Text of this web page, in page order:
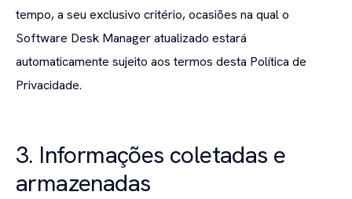
tempo, a seu exclusivo critério, ocasiões na qual o
Software Desk Manager atualizado estará
automaticamente sujeito aos termos desta Política de
Privacidade.
3. Informações coletadas e
armazenadas